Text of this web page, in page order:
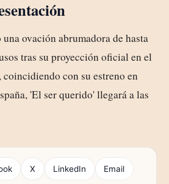
ovación abrumadora de hasta
tras su proyección oficial en el
con su estreno en
'El ser querido' llegará a las
X LinkedIn Email